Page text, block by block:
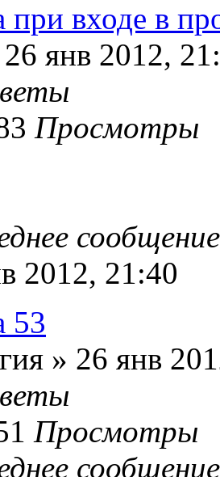
входе в
26 янв 2012,
Просмотры
сообщение
2012, 21:40
53
» 26 янв
Просмотры
сообщение